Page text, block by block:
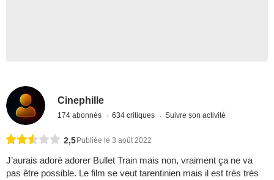
Cinephille
174 abonnés 634 critiques Suivre son activité
2,5 Publiée le 3 août 2022
J’aurais adoré adorer Bullet Train mais non, vraiment ça ne va
pas être possible. Le film se veut tarentinien mais il est très très